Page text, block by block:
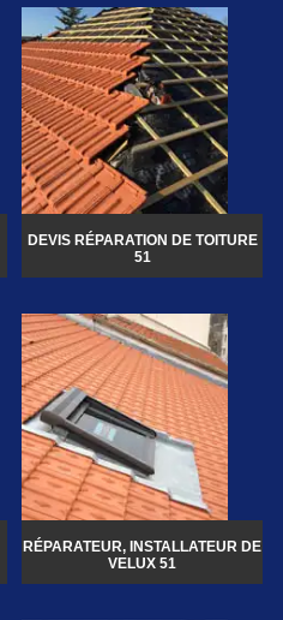
DEVIS RÉPARATION DE TOITURE
51
RÉPARATEUR, INSTALLATEUR DE
VELUX 51